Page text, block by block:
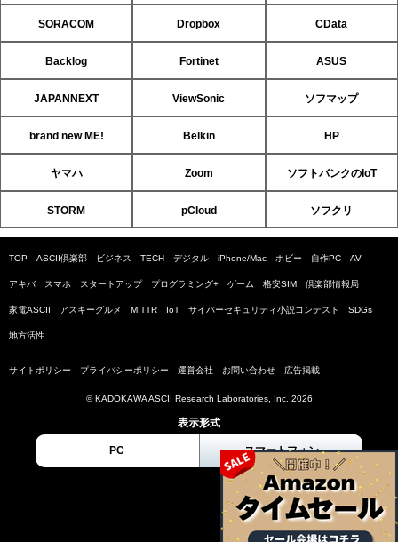
SORACOM Dropbox CData
Backlog Fortinet ASUS
JAPANNEXT ViewSonic ソフマップ
brand new ME! Belkin HP
ヤマハ Zoom ソフトバンクのIoT
STORM pCloud ソフクリ
TOP ASCII倶楽部 ビジネス TECH デジタル iPhone/Mac ホビー 自作PC AV
アキバ スマホ スタートアップ プログラミング+ ゲーム 格安SIM 倶楽部情報局
家電ASCII アスキーグルメ MITTR IoT サイバーセキュリティ小説コンテスト SDGs
地方活性
サイトポリシー プライバシーポリシー 運営会社 お問い合わせ 広告掲載
© KADOKAWA ASCII Research Laboratories, Inc. 2026
表示形式
PC スマートフォン